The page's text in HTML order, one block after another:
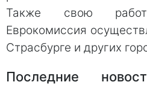
Также свою
Еврокомиссия
Страсбурге и других
Последние